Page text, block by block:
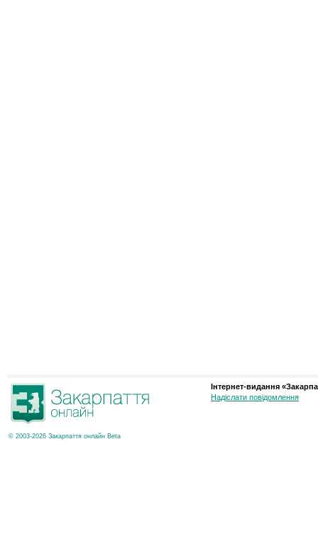
© 2003-2026 Закарпаття онлайн Beta
Інтернет-видання
Надіслати повідомлення